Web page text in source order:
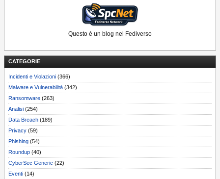
Questo è un blog nel Fediverso
CATEGORIE
Incidenti e Violazioni (366)
Malware e Vulnerabilità (342)
Ransomware (263)
Analisi (254)
Data Breach (189)
Privacy (59)
Phishing (54)
Roundup (40)
CyberSec Generic (22)
Eventi (14)